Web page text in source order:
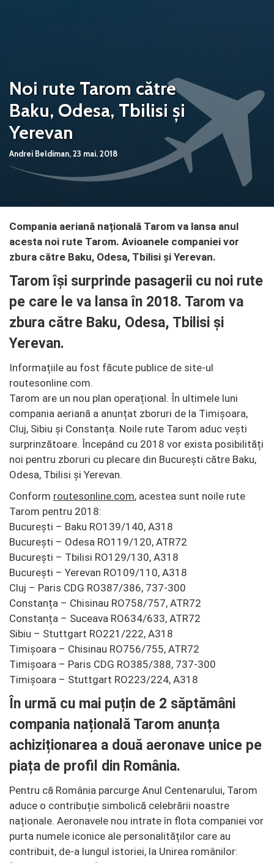
Noi rute Tarom către
Baku, Odesa, Tbilisi și
Yerevan
Andrei Beldiman,23 mai. 2018
Compania aeriană națională Tarom va lansa anul
acesta noi rute Tarom. Avioanele companiei vor
zbura către Baku, Odesa, Tbilisi și Yerevan.
Tarom își surprinde pasagerii cu noi rute
pe care le va lansa în 2018. Tarom va
zbura către Baku, Odesa, Tbilisi și
Yerevan.
Informațiile au fost făcute publice de site-ul
routesonline.com.
Tarom are un nou plan operațional. În ultimele luni
compania aeriană a anunțat zboruri de la Timișoara,
Cluj, Sibiu și Constanța. Noile rute Tarom aduc vești
surprinzătoare. Începând cu 2018 vor exista posibilități
noi pentru zboruri cu plecare din București către Baku,
Odesa, Tbilisi și Yerevan.
Conform routesonline.com, acestea sunt noile rute
Tarom pentru 2018:
București – Baku RO139/140, A318
București – Odesa RO119/120, ATR72
București – Tbilisi RO129/130, A318
București – Yerevan RO109/110, A318
Cluj – Paris CDG RO387/386, 737-300
Constanța – Chisinau RO758/757, ATR72
Constanța – Suceava RO634/633, ATR72
Sibiu – Stuttgart RO221/222, A318
Timișoara – Chisinau RO756/755, ATR72
Timișoara – Paris CDG RO385/388, 737-300
Timișoara – Stuttgart RO223/224, A318
În urmă cu mai puțin de 2 săptămâni
compania națională Tarom anunța
achiziționarea a două aeronave unice pe
piața de profil din România.
Pentru că România parcurge Anul Centenarului, Tarom
aduce o contribuție simbolică celebrării noastre
naționale. Aeronavele nou intrate în flota companiei vor
purta numele iconice ale personalităților care au
contribuit, de-a lungul istoriei, la Unirea românilor: